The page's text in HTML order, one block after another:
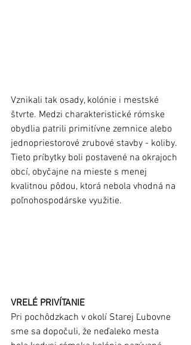
Vznikali tak osady, kolónie i mestské
štvrte. Medzi charakteristické rómske
obydlia patrili primitívne zemnice alebo
jednopriestorové zrubové stavby - koliby.
Tieto príbytky boli postavené na okrajoch
obcí, obyčajne na mieste s menej
kvalitnou pôdou, ktorá nebola vhodná na
poľnohospodárske využitie.
VRELÉ PRIVÍTANIE
Pri pochôdzkach v okolí Starej Ľubovne
sme sa dopočuli, že neďaleko mesta